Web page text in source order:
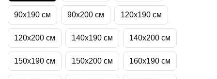
90х190 см 90х200 см 120х190 см
120х200 см 140х190 см 140х200 см
150х190 см 150х200 см 160х190 см